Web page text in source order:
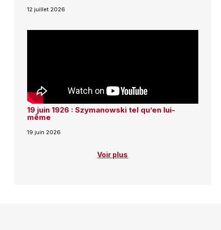
12 juillet 2026
19 juin 1926 : Szymanowski tel qu’en lui-
même
19 juin 2026
Voir plus